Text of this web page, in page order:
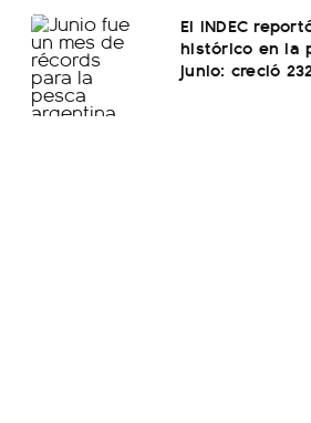
El INDEC
histórico en la
junio: creció